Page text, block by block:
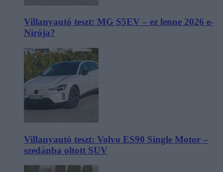
Villanyautó teszt: MG S5EV – ez lenne 2026 e-
Nirója?
Villanyautó teszt: Volvo ES90 Single Motor –
szedánba oltott SUV